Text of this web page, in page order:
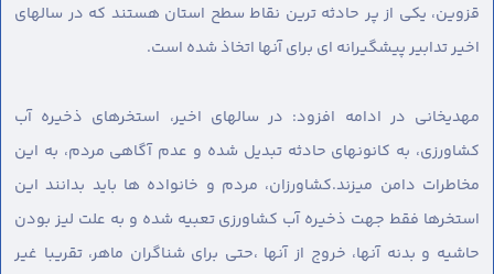
قزوین، یکی از پر حادثه ترین نقاط سطح استان هستند که در سالهای
اخیر تدابیر پیشگیرانه ای برای آنها اتخاذ شده است.
مهدیخانی در ادامه افزود: در سالهای اخیر، استخرهای ذخیره آب
کشاورزی، به کانونهای حادثه تبدیل شده و عدم آگاهی مردم، به این
مخاطرات دامن میزند.کشاورزان، مردم و خانواده ها باید بدانند این
استخرها فقط جهت ذخیره آب کشاورزی تعبیه شده و به علت لیز بودن
حاشیه و بدنه آنها، خروج از آنها ،حتی برای شناگران ماهر، تقریبا غیر